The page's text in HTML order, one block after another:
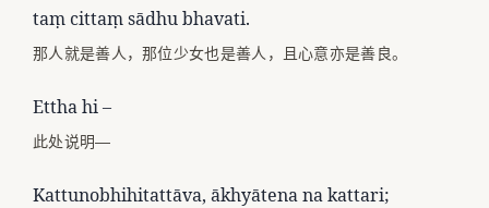
taṃ cittaṃ sādhu bhavati.
那人就是善人，那位少女也是善人，且心意亦是善良。
Ettha hi –
此处说明—
Kattunobhihitattāva, ākhyātena na kattari;